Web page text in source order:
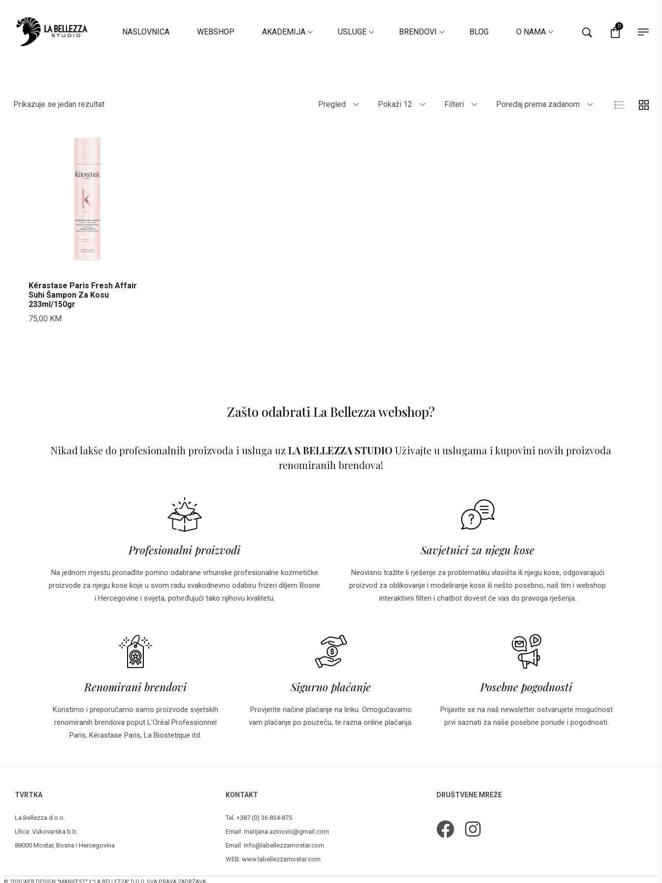
NASLOVNICA WEBSHOP AKADEMIJA USLUGE BRENDOVI BLOG O NAMA
0
Prikazuje se jedan rezultat Pregled Pokaži 12 Filteri Poredaj prema zadanom
Kérastase Paris Fresh Affair
Suhi Šampon Za Kosu
233ml/150gr
75,00 KM
Zašto odabrati La Bellezza webshop?
Nikad lakše do profesionalnih proizvoda i usluga uz LA BELLEZZA STUDIO Uživajte u uslugama i kupovini novih proizvoda
renomiranih brendova!
Profesionalni proizvodi
Na jednom mjestu pronađite pomno odabrane vrhunske profesionalne kozmetičke
proizvode za njegu kose koje u svom radu svakodnevno odabiru frizeri diljem Bosne
i Hercegovine i svijeta, potvrđujući tako njihovu kvalitetu.
Savjetnici za njegu kose
Neovisno tražite li rješenje za problematiku vlasišta ili njegu kose, odgovarajući
proizvod za oblikovanje i modeliranje kose ili nešto posebno, naš tim i webshop
interaktivni filteri i chatbot dovest će vas do pravoga rješenja.
Renomirani brendovi
Koristimo i preporučamo samo proizvode svjetskih
renomiranih brendova poput L'Oréal Professionnel
Paris, Kérastase Paris, La Biostetique itd.
Sigurno plaćanje
Provjerite načine plaćanje na linku. Omogućavamo
vam plaćanje po pouzeću, te razna online plaćanja.
Posebne pogodnosti
Prijavite se na naš newsletter ostvarujete mogućnost
prvi saznati za naše posebne ponude i pogodnosti.
TVRTKA
La Bellezza d.o.o.
Ulica: Vukovarska b.b.
88000 Mostar, Bosna i Hercegovina
KONTAKT
Tel. +387 (0) 36 834-875
Email: marijana.azinovic@gmail.com
Email: info@labellezzamostar.com
WEB: www.labellezzamostar.com
DRUŠTVENE MREŽE